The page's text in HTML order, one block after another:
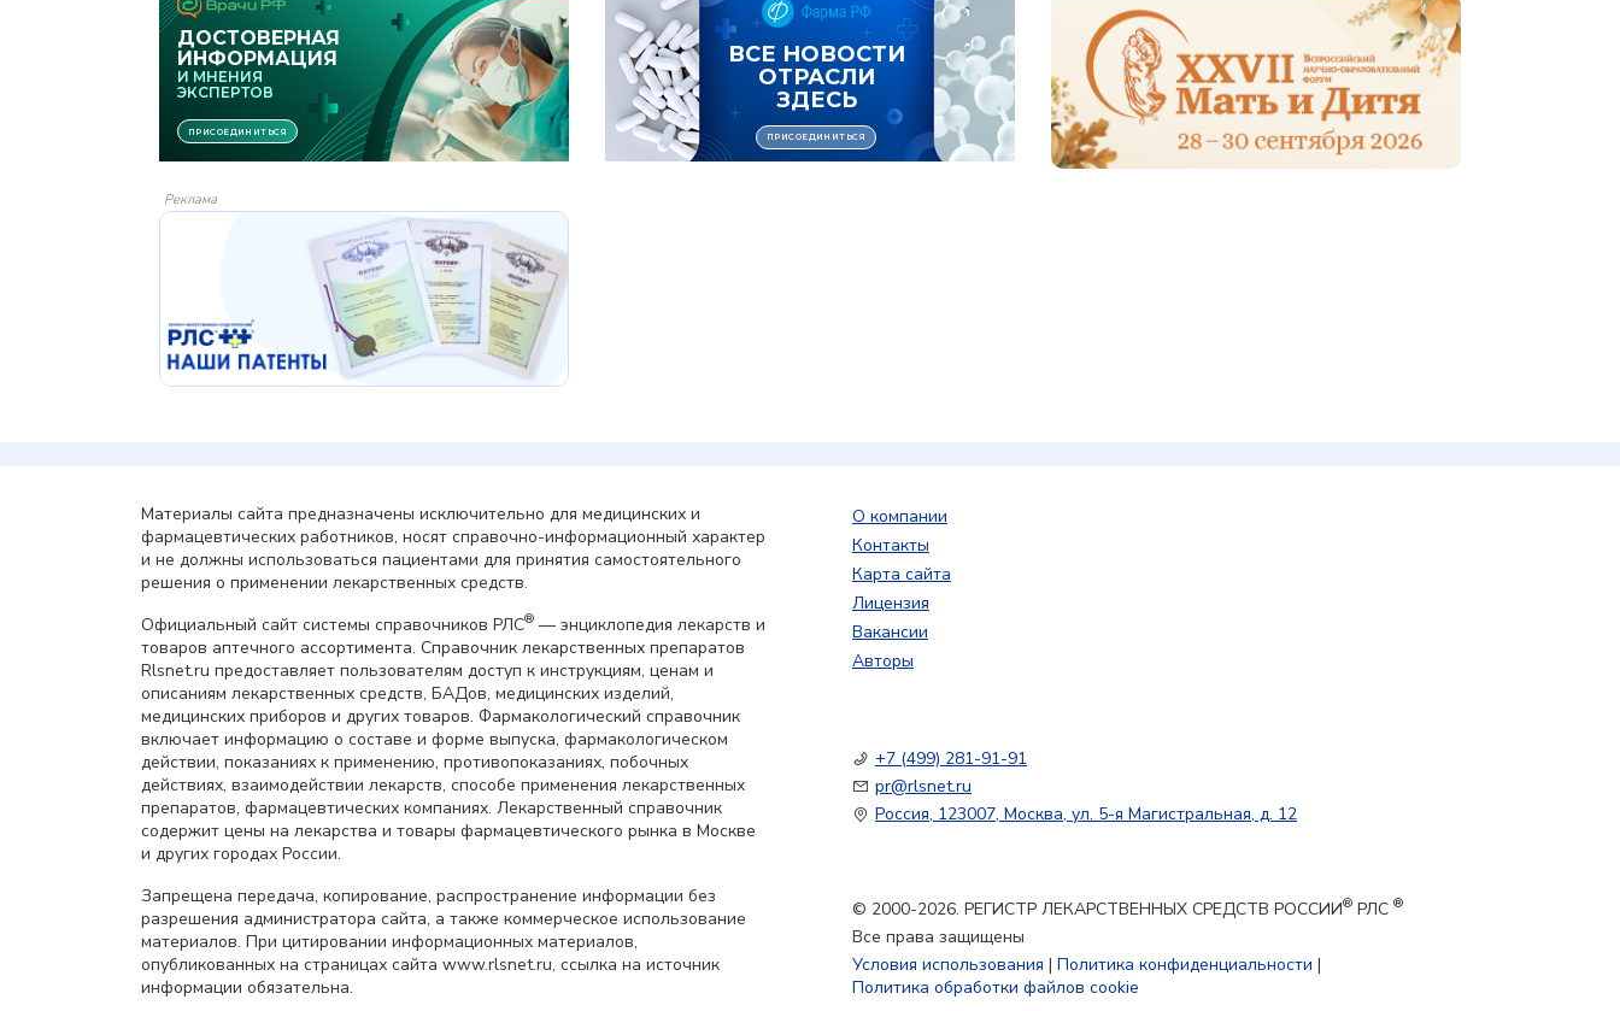
Реклама
Материалы сайта предназначены исключительно для медицинских и
фармацевтических работников, носят справочно-информационный характер
и не должны использоваться пациентами для принятия самостоятельного
решения о применении лекарственных средств.
Официальный сайт системы справочников РЛС® — энциклопедия лекарств и
товаров аптечного ассортимента. Справочник лекарственных препаратов
Rlsnet.ru предоставляет пользователям доступ к инструкциям, ценам и
описаниям лекарственных средств, БАДов, медицинских изделий,
медицинских приборов и других товаров. Фармакологический справочник
включает информацию о составе и форме выпуска, фармакологическом
действии, показаниях к применению, противопоказаниях, побочных
действиях, взаимодействии лекарств, способе применения лекарственных
препаратов, фармацевтических компаниях. Лекарственный справочник
содержит цены на лекарства и товары фармацевтического рынка в Москве
и других городах России.
Запрещена передача, копирование, распространение информации без
разрешения администратора сайта, а также коммерческое использование
материалов. При цитировании информационных материалов,
опубликованных на страницах сайта www.rlsnet.ru, ссылка на источник
информации обязательна.
О компании
Контакты
Карта сайта
Лицензия
Вакансии
Авторы
+7 (499) 281-91-91
pr@rlsnet.ru
Россия, 123007, Москва, ул. 5-я Магистральная, д. 12
© 2000-2026. РЕГИСТР ЛЕКАРСТВЕННЫХ СРЕДСТВ РОССИИ® РЛС ®
Все права защищены
Условия использования | Политика конфиденциальности |
Политика обработки файлов cookie